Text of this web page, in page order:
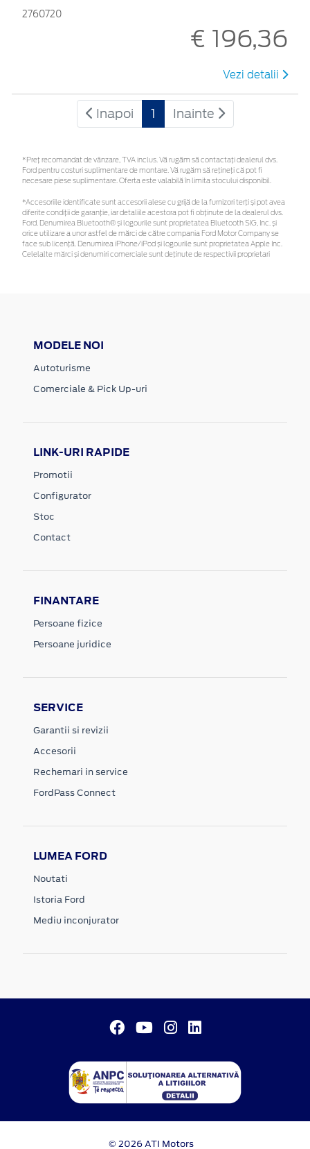
2760720
€ 196,36
Vezi detalii
Inapoi 1 Inainte
*Preţ recomandat de vânzare, TVA inclus. Vă rugăm să contactaţi dealerul dvs.
Ford pentru costuri suplimentare de montare. Vă rugăm să rețineți că pot fi
necesare piese suplimentare. Oferta este valabilă în limita stocului disponibil.
*Accesoriile identificate sunt accesorii alese cu grijă de la furnizori terți și pot avea
diferite condiții de garanție, iar detaliile acestora pot fi obținute de la dealerul dvs.
Ford. Denumirea Bluetooth® și logourile sunt proprietatea Bluetooth SIG, Inc. și
orice utilizare a unor astfel de mărci de către compania Ford Motor Company se
face sub licență. Denumirea iPhone/iPod și logourile sunt proprietatea Apple Inc.
Celelalte mărci și denumiri comerciale sunt deținute de respectivii proprietari
MODELE NOI
Autoturisme
Comerciale & Pick Up-uri
LINK-URI RAPIDE
Promotii
Configurator
Stoc
Contact
FINANTARE
Persoane fizice
Persoane juridice
SERVICE
Garantii si revizii
Accesorii
Rechemari in service
FordPass Connect
LUMEA FORD
Noutati
Istoria Ford
Mediu inconjurator
© 2026 ATI Motors